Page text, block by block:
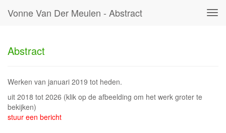
Vonne Van Der Meulen - Abstract
Abstract
Werken van januari 2019 tot heden.
uit 2018 tot 2026 (klik op de afbeelding om het werk groter te
bekijken)
stuur een bericht